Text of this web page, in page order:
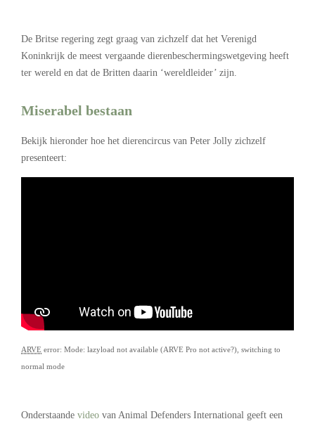
De Britse regering zegt graag van zichzelf dat het Verenigd
Koninkrijk de meest vergaande dierenbeschermingswetgeving heeft
ter wereld en dat de Britten daarin ‘wereldleider’ zijn.
Miserabel bestaan
Bekijk hieronder hoe het dierencircus van Peter Jolly zichzelf
presenteert:
ARVE error: Mode: lazyload not available (ARVE Pro not active?), switching to
normal mode
Onderstaande video van Animal Defenders International geeft een